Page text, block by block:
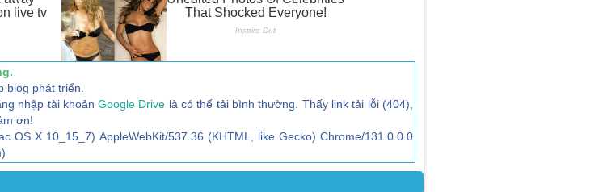
phát triển.
nhập tài khoảnGoogle Drive là có thể tải bình thường. Thấy link tải lỗi (404),
ơn!
OS X 10_15_7) AppleWebKit/537.36 (KHTML, like Gecko) Chrome/131.0.0.0